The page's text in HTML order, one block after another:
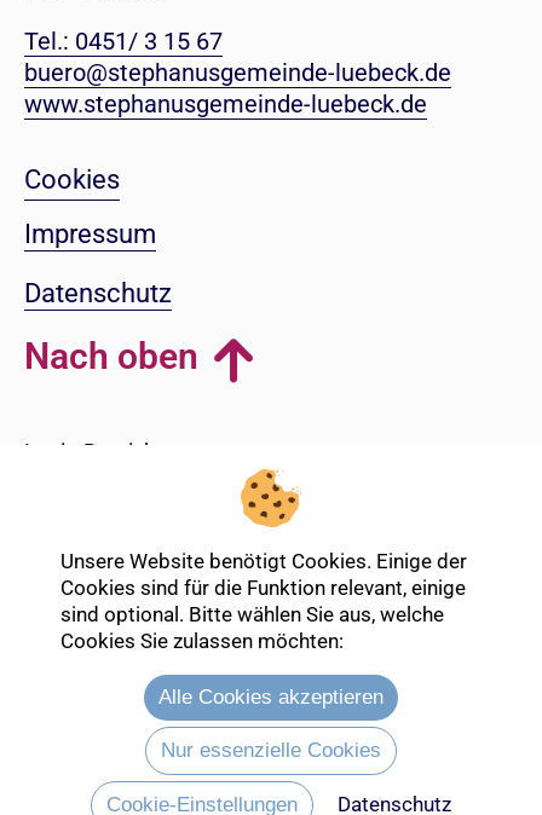
Tel.: 0451/ 3 15 67
buero@stephanusgemeinde-luebeck.de
www.stephanusgemeinde-luebeck.de
Cookies
Impressum
Datenschutz
Nach oben
Login-Bereich
Entdecken Sie mehr über die Ev.
Unsere Website benötigt Cookies. Einige der
Cookies sind für die Funktion relevant, einige
sind optional. Bitte wählen Sie aus, welche
Cookies Sie zulassen möchten:
Alle Cookies akzeptieren
Nur essenzielle Cookies
Cookie-Einstellungen Datenschutz